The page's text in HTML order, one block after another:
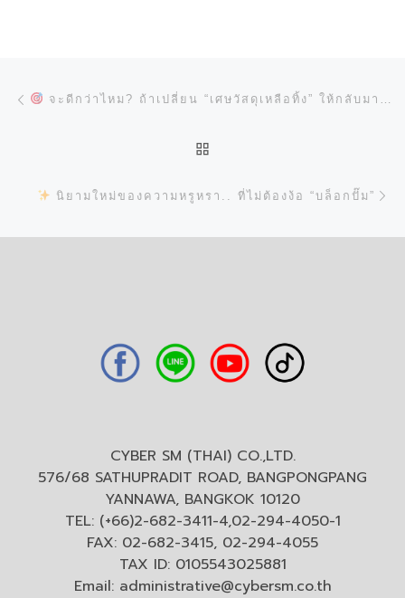
การนำทางของเรื่อง
จะดีกว่าไหม? ถ้าเปลี่ยน “เศษวัสดุเหลือทิ้ง” ให้กลับมาเป็น “กำไร” ด้วยเทคโนโลยี NESTING อัจฉริยะ
นิยามใหม่ของความหรูหรา.. ที่ไม่ต้องง้อ “บล็อกปั๊ม”
CYBER SM (THAI) CO.,LTD.
576/68 SATHUPRADIT ROAD, BANGPONGPANG
YANNAWA, BANGKOK 10120
TEL: (+66)2-682-3411-4,02-294-4050-1
FAX: 02-682-3415, 02-294-4055
TAX ID: 0105543025881
Email: administrative@cybersm.co.th